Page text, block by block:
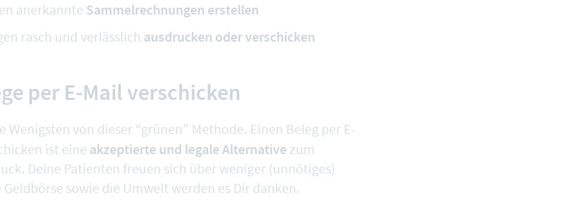
anerkannte Sammelrechnungen erstellen
rasch und verlässlich ausdrucken oder verschicken
per E-Mail verschicken
Wenigsten von dieser “grünen” Methode. Einen Beleg per E-
ist eine akzeptierte und legale Alternative zum
Deine Patienten freuen sich über weniger (unnötiges)
Geldbörse sowie die Umwelt werden es Dir danken.